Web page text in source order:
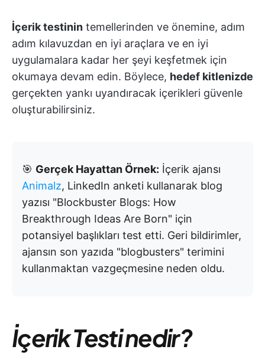
İçerik testinin temellerinden ve önemine, adım
adım kılavuzdan en iyi araçlara ve en iyi
uygulamalara kadar her şeyi keşfetmek için
okumaya devam edin. Böylece, hedef kitlenizde
gerçekten yankı uyandıracak içerikleri güvenle
oluşturabilirsiniz.
🎯 Gerçek Hayattan Örnek: İçerik ajansı
Animalz, LinkedIn anketi kullanarak blog
yazısı "Blockbuster Blogs: How
Breakthrough Ideas Are Born" için
potansiyel başlıkları test etti. Geri bildirimler,
ajansın son yazıda "blogbusters" terimini
kullanmaktan vazgeçmesine neden oldu.
İçerik Testi nedir?